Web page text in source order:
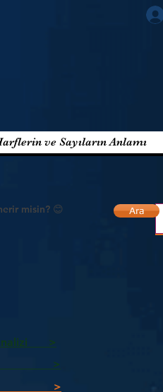
ve Sayıların Anlamı
misin? 😊
Analizi >
Git >
testi >
Ara